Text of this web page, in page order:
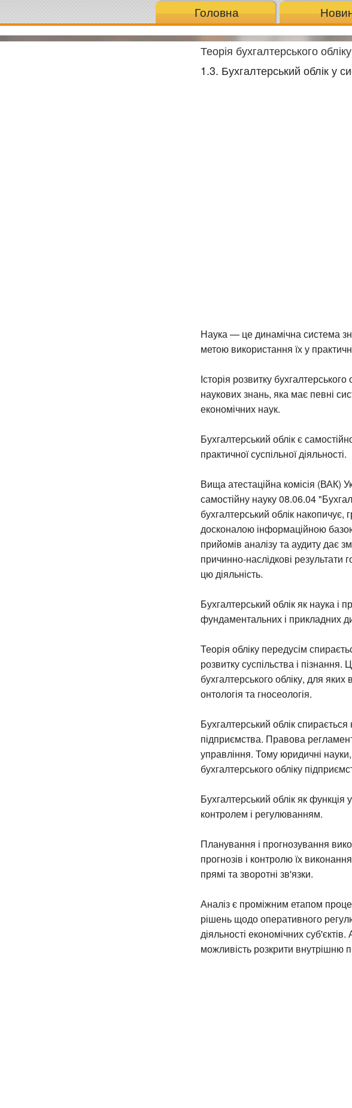
Головна
Теорія бухгалтерського
1.3. Бухгалтерський облік у
Наука — це динамічна система
метою використання їх у
Історія розвитку
наукових знань, яка має певні
економічних наук.
Бухгалтерський облік є
практичної суспільної діяльності.
Вища атестаційна комісія (ВАК)
самостійну науку 08.06.04
бухгалтерський облік накопичує,
досконалою інформаційною
прийомів аналізу та аудиту дає
причинно-наслідкові результати
цю діяльність.
Бухгалтерський облік як наука і
фундаментальних і прикладних
Теорія обліку передусім
розвитку суспільства і пізнання.
бухгалтерського обліку, для
онтологія та гносеологія.
Бухгалтерський облік
підприємства. Правова
управління. Тому юридичні
бухгалтерського обліку
Бухгалтерський облік як
контролем і регулюванням.
Планування і прогнозування
прогнозів і контролю їх
прямі та зворотні зв'язки.
Аналіз є проміжним етапом
рішень щодо оперативного
діяльності економічних
можливість розкрити внутрішню